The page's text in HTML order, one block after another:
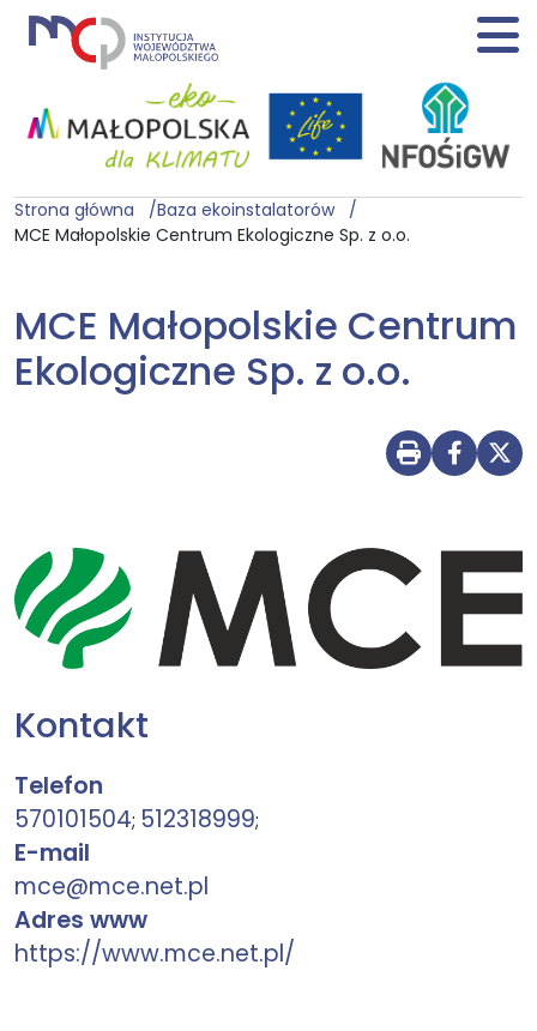
Strona główna
Baza ekoinstalatorów
MCE Małopolskie Centrum Ekologiczne Sp. z o.o.
MCE Małopolskie Centrum
Ekologiczne Sp. z o.o.
Drukuj
Kontakt
Telefon
570101504; 512318999;
E-mail
mce@mce.net.pl
Adres www
https://www.mce.net.pl/